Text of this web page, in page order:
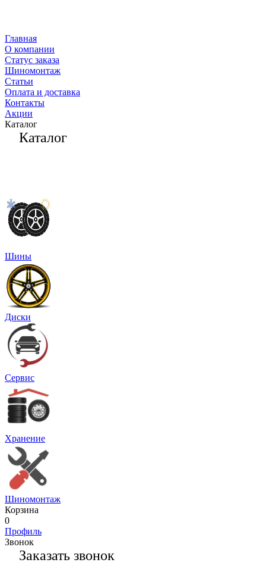
Главная
О компании
Статус заказа
Шиномонтаж
Статьи
Оплата и доставка
Контакты
Акции
Каталог
Каталог
Шины
Диски
Сервис
Хранение
Шиномонтаж
Корзина
0
Профиль
Звонок
Заказать звонок